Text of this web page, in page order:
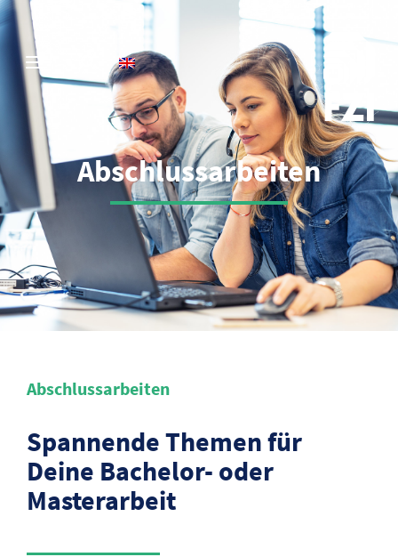
Abschlussarbeiten
Abschlussarbeiten
Spannende Themen für
Deine Bachelor- oder
Masterarbeit